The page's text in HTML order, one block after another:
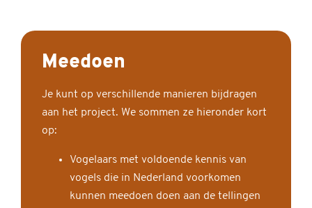
Meedoen
Je kunt op verschillende manieren bijdragen
aan het project. We sommen ze hieronder kort
op:
Vogelaars met voldoende kennis van
vogels die in Nederland voorkomen
kunnen meedoen doen aan de tellingen